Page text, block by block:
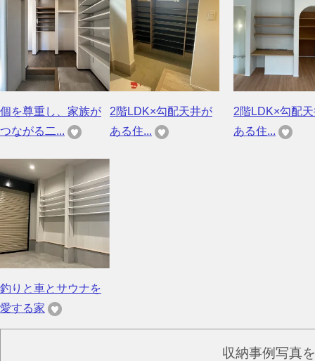
個を尊重し、家族が
つながる二...
2階LDK×勾配天井が
ある住...
2階LDK×勾配
ある住...
釣りと車とサウナを
愛する家
収納事例写真